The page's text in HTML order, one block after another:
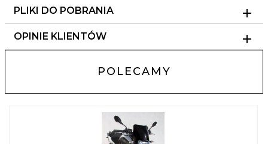
PLIKI DO POBRANIA
OPINIE KLIENTÓW
POLECAMY